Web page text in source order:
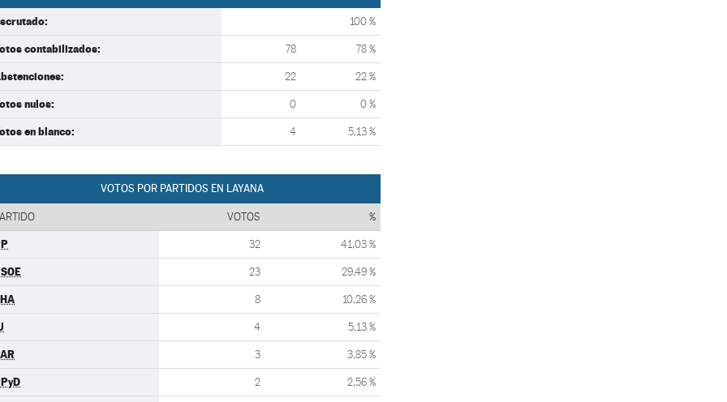
100 %
contabilizados: 78 78 %
22 22 %
nulos: 0 0 %
en blanco: 4 5,13 %
VOTOS POR PARTIDOS EN LAYANA
VOTOS %
32 41,03 %
23 29,49 %
8 10,26 %
4 5,13 %
3 3,85 %
2 2,56 %